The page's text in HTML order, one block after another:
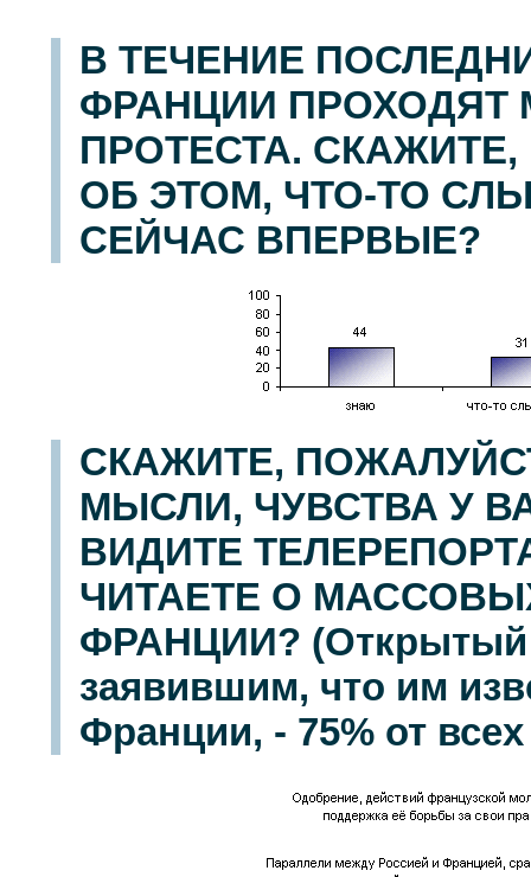
В ТЕЧЕНИЕ
ФРАНЦИИ
ПРОТЕСТА.
ОБ ЭТОМ, ЧТО-ТО
СЕЙЧАС ВПЕРВЫЕ?
СКАЖИТЕ,
МЫСЛИ, ЧУВСТВА У
ВИДИТЕ
ЧИТАЕТЕ О
ФРАНЦИИ? (Открытый
заявившим, что им
Франции, - 75% от